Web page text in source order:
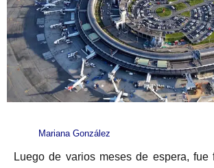
Mariana González
Luego de varios meses de espera, fue